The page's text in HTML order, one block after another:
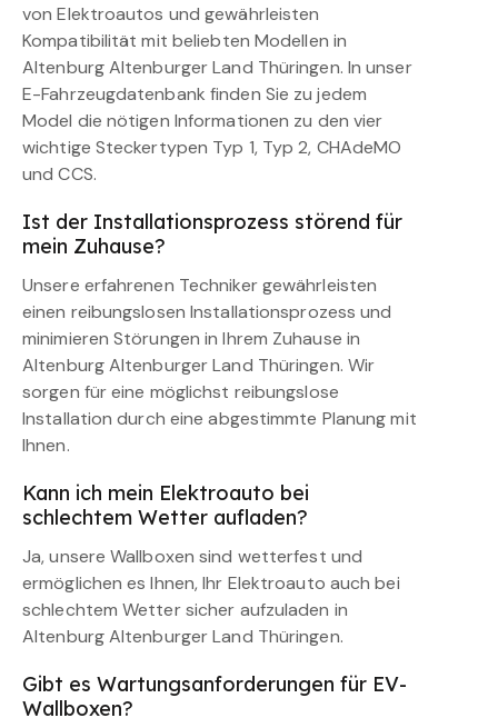
von Elektroautos und gewährleisten
Kompatibilität mit beliebten Modellen in
Altenburg Altenburger Land Thüringen. In unser
E-Fahrzeugdatenbank finden Sie zu jedem
Model die nötigen Informationen zu den vier
wichtige Steckertypen Typ 1, Typ 2, CHAdeMO
und CCS.
Ist der Installationsprozess störend für
mein Zuhause?
Unsere erfahrenen Techniker gewährleisten
einen reibungslosen Installationsprozess und
minimieren Störungen in Ihrem Zuhause in
Altenburg Altenburger Land Thüringen. Wir
sorgen für eine möglichst reibungslose
Installation durch eine abgestimmte Planung mit
Ihnen.
Kann ich mein Elektroauto bei
schlechtem Wetter aufladen?
Ja, unsere Wallboxen sind wetterfest und
ermöglichen es Ihnen, Ihr Elektroauto auch bei
schlechtem Wetter sicher aufzuladen in
Altenburg Altenburger Land Thüringen.
Gibt es Wartungsanforderungen für EV-
Wallboxen?